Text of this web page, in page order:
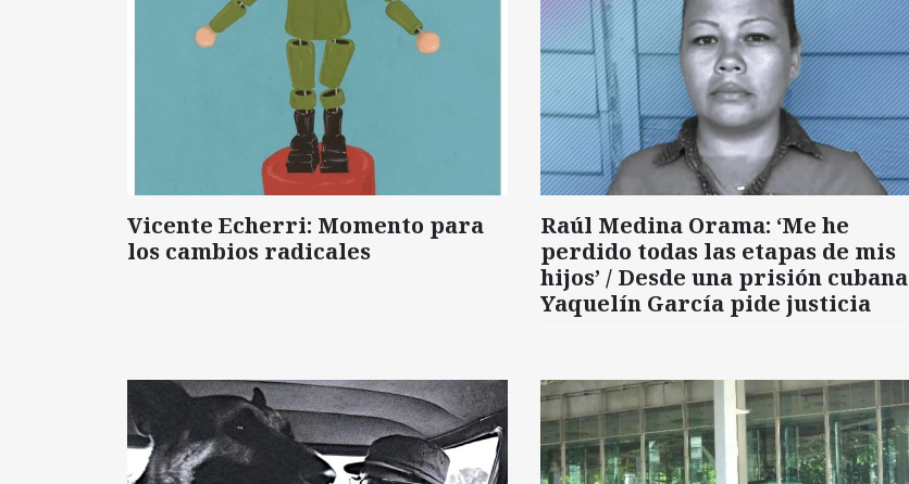
Vicente Echerri: Momento para
los cambios radicales
Raúl Medina Orama: ‘Me he
perdido todas las etapas de mis
hijos’ / Desde una prisión cubana
Yaquelín García pide justicia